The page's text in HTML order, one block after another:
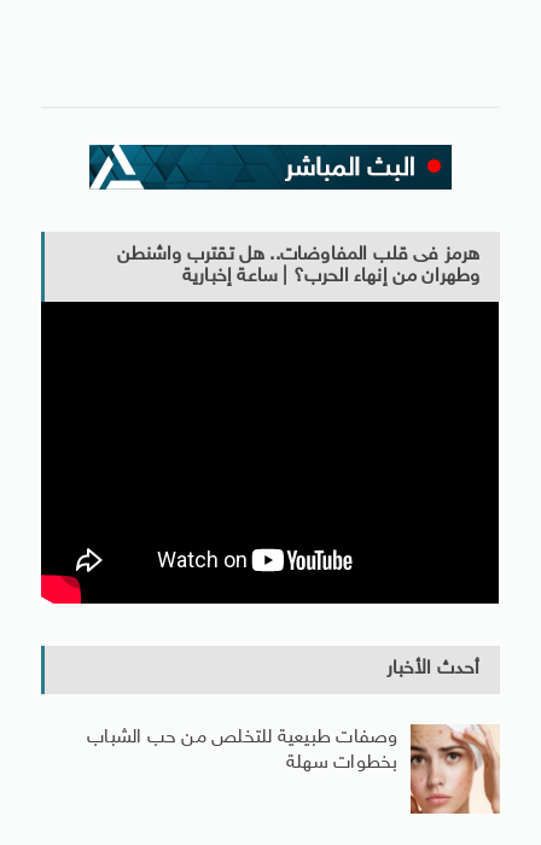
هرمز فى قلب المفاوضات.. هل تقترب واشنطن
وطهران من إنهاء الحرب؟ | ساعة إخبارية
أحدث الأخبار
وصفات طبيعية للتخلص من حب الشباب
بخطوات سهلة